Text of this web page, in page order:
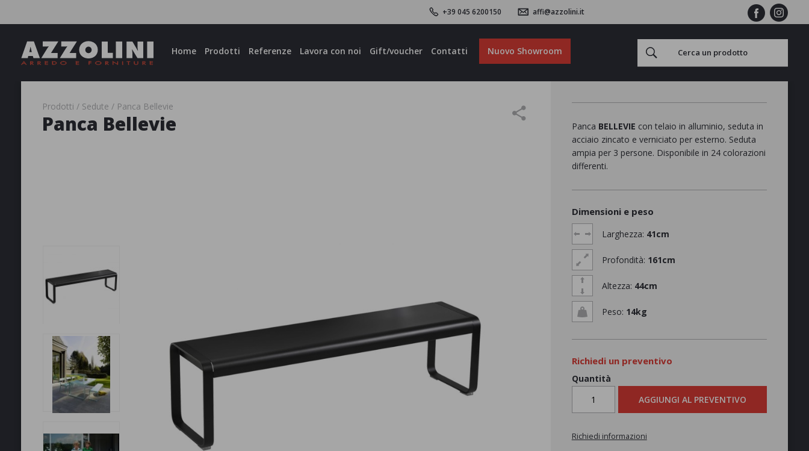
+39 045 6200150 affi@azzolini.it
Home Prodotti Referenze Lavora con noi Gift/voucher Contatti Nuovo Showroom
Prodotti Sedute Panca Bellevie
Panca Bellevie Panca BELLEVIE con telaio in alluminio, seduta in
acciaio zincato e verniciato per esterno. Seduta
ampia per 3 persone. Disponibile in 24 colorazioni
differenti.
Dimensioni e peso
Larghezza: 41cm
Profondità: 161cm
Altezza: 44cm
Peso: 14kg
Richiedi un preventivo
Quantità
AGGIUNGI AL PREVENTIVO
Richiedi informazioni